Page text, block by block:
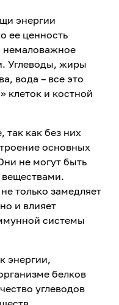
энергии
ее ценность
немаловажное
Углеводы, жиры
вода – все это
клеток и костной
так как без них
основных
не могут быть
только замедляет
и влияет
системы
энергии,
белков
углеводов